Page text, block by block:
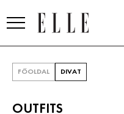
FŐOLDAL DIVAT
OUTFITS